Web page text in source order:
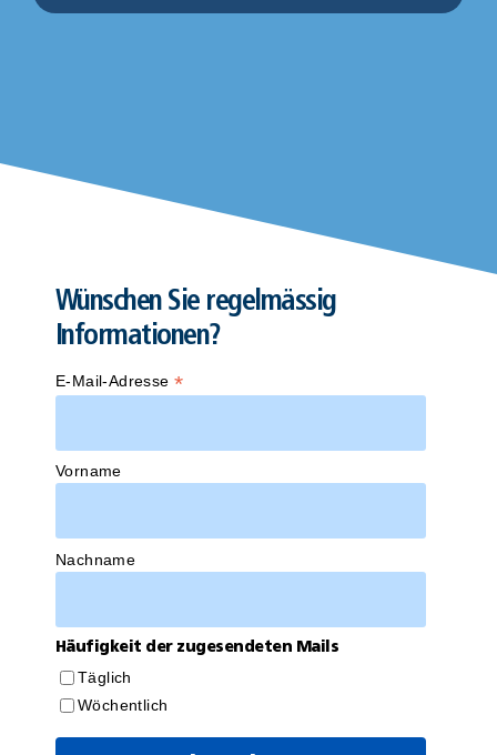
Wünschen Sie regelmässig
Informationen?
E-Mail-Adresse*
Vorname
Nachname
Häufigkeit der zugesendeten Mails
Täglich
Wöchentlich